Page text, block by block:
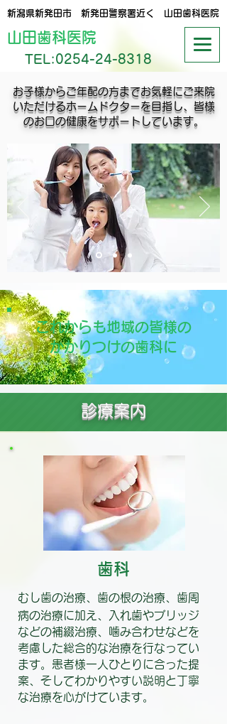
新潟県新発田市 新発田警察署近く 山田歯科医院
TEL:0254-24-8318
山田歯科医院
お子様からご年配の方までお気軽にご来院
いただけるホームドクターを目指し、皆様
のお口の健康をサポートしています。
これからも地域の皆様の
かかりつけの歯科に
診療案内
歯科
むし歯の治療、歯の根の治療、歯周
病の治療に加え、入れ歯やブリッジ
などの補綴治療、噛み合わせなどを
考慮した総合的な治療を行なってい
ます。患者様一人ひとりに合った提
案、そしてわかりやすい説明と丁寧
な治療を心がけています。